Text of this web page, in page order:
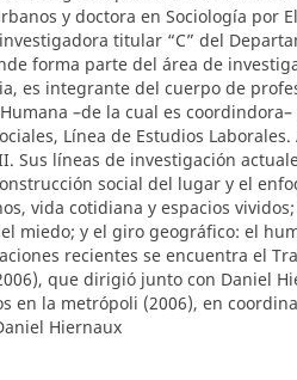
y doctora en Sociología por
titular “C” del
forma parte del área de
es integrante del cuerpo de
–de la cual es
Línea de Estudios
Sus líneas de investigación
social del lugar y el
vida cotidiana y espacios
miedo; y el giro geográfico: el
recientes se encuentra el
que dirigió junto con Daniel
en la metrópoli (2006), en
Hiernaux